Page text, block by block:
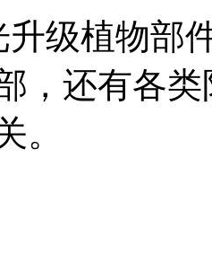
升级植物部
，还有各
。